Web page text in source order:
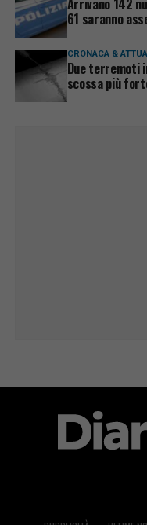
Arrivano 142
61 saranno
CRONACA &
Due terremoti
scossa più